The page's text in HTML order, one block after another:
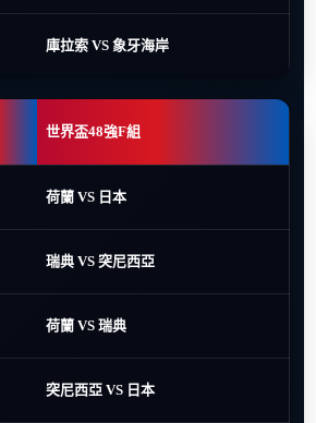
庫拉索 VS 象牙海岸
世界盃48強F組
荷蘭 VS 日本
瑞典 VS 突尼西亞
荷蘭 VS 瑞典
突尼西亞 VS 日本